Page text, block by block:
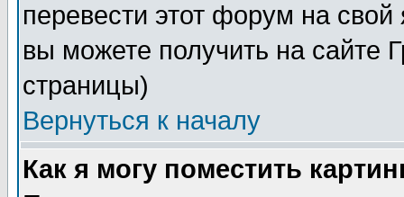
перевести этот форум на
вы можете получить на сайте
страницы)
Вернуться к началу
Как я могу поместить